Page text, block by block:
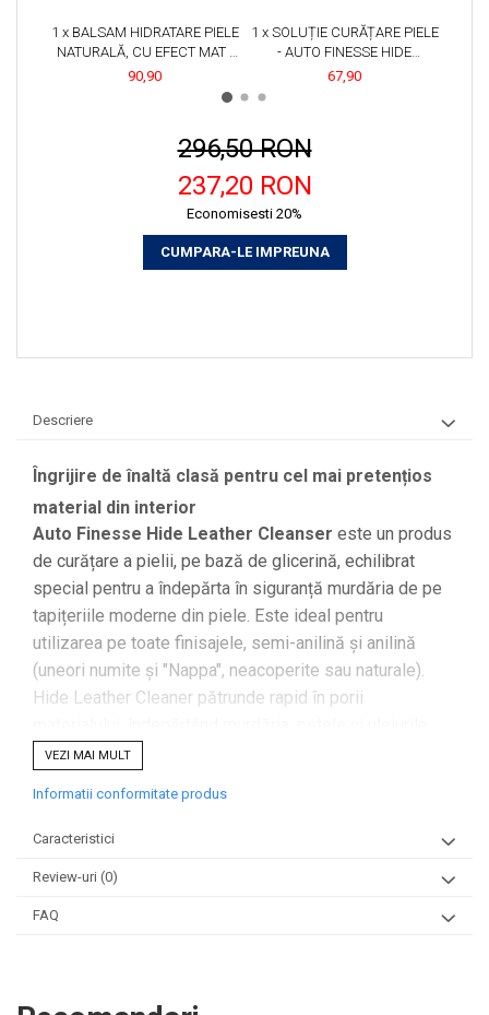
1 x BALSAM HIDRATARE PIELE
NATURALĂ, CU EFECT MAT -
AUTO FINESSE HIDE
90,90
1 x SOLUȚIE CURĂȚARE PIELE
- AUTO FINESSE HIDE
CLEANSER (500ML)
67,90
296,50 RON
237,20 RON
Economisesti 20%
CUMPARA-LE IMPREUNA
Descriere
Îngrijire de înaltă clasă pentru cel mai pretențios
material din interior
Auto Finesse Hide Leather Cleanser este un produs
de curățare a pielii, pe bază de glicerină, echilibrat
special pentru a îndepărta în siguranță murdăria de pe
tapițeriile moderne din piele. Este ideal pentru
utilizarea pe toate finisajele, semi-anilină și anilină
(uneori numite și "Nappa", neacoperite sau naturale).
Hide Leather Cleaner pătrunde rapid în porii
adânc înrădăcinate.
măsură nu definitiv) și transferul de culoare de pe blugii
albaștri și alte urme de pe tapițeria din piele fină. Acest
bune produse de curățare a pielii de pe piață.
VEZI MAI MULT
Informatii conformitate produs
Caracteristici
Review-uri (0)
FAQ